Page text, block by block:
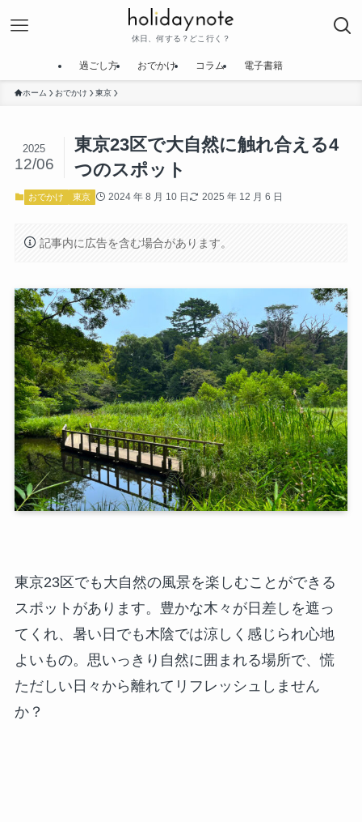
休日、何する？どこ行く？
過ごし方 おでかけ コラム 電子書籍
ホーム おでかけ 東京
東京23区で大自然に触れ合える4
つのスポット
2025
12/06
おでかけ 東京 2024 年 8 月 10 日 2025 年 12 月 6 日
記事内に広告を含む場合があります。
東京23区でも大自然の風景を楽しむことができる
スポットがあります。豊かな木々が日差しを遮っ
てくれ、暑い日でも木陰では涼しく感じられ心地
よいもの。思いっきり自然に囲まれる場所で、慌
ただしい日々から離れてリフレッシュしません
か？